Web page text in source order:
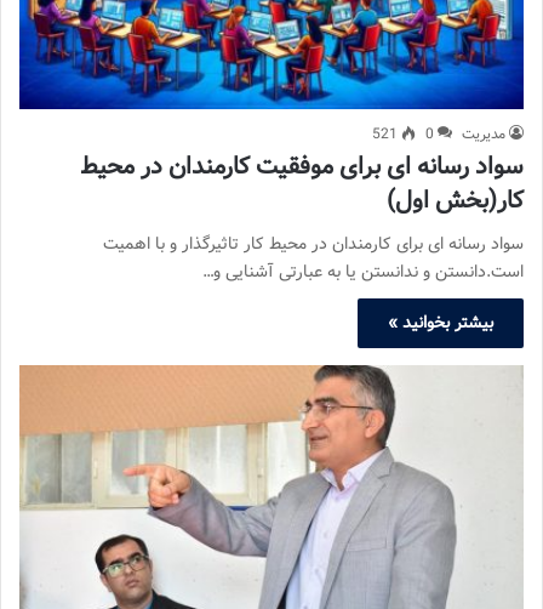
مدیریت 0
521
سواد رسانه ای برای موفقیت کارمندان در محیط
کار(بخش اول)
سواد رسانه ای برای کارمندان در محیط کار تاثیرگذار و با اهمیت
است.دانستن و ندانستن یا به عبارتی آشنایی و…
بیشتر بخوانید »